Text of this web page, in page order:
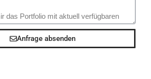
Anfrage absenden